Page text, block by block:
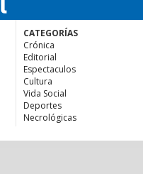
CATEGORÍAS
Crónica
Editorial
Espectaculos
Cultura
Vida Social
Deportes
Necrológicas